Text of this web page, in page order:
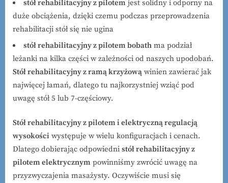
stół rehabilitacyjny z pilotem jest solidny i odporny na
duże obciążenia, dzięki czemu podczas przeprowadzenia
rehabilitacji stół się nie ugina
stół rehabilitacyjny z pilotem bobath ma podział
leżanki na kilka części w zależności od naszych upodobań.
Stół rehabilitacyjny z ramą krzyżową winien zawierać jak
najwięcej łamań, dlatego tu najkorzystniej wziąć pod
uwagę stół 5 lub 7-częściowy.
Stół rehabilitacyjny z pilotem i elektryczną regulacją
wysokości występuje w wielu konfiguracjach i cenach.
Dlatego dobierając odpowiedni stół rehabilitacyjny z
pilotem elektrycznym powinniśmy zwrócić uwagę na
przyzwyczajenia masażysty. Oczywiście musi się